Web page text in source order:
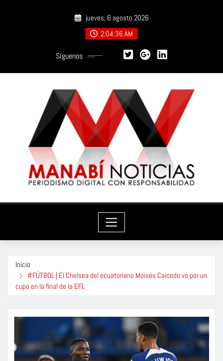
jueves, 6 agosto 2026
2:04:37 AM
Síguenos
Inicio
#FÚTBOL | El Chelsea del ecuatoriano Moisés Caicedo va por un
cupo en la final de la EFL